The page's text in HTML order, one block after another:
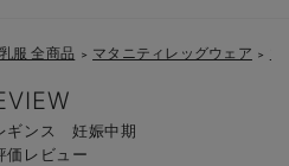
服 全商品 ＞ マタニティレッグウェア ＞
ギンス 妊娠中期
価レビュー